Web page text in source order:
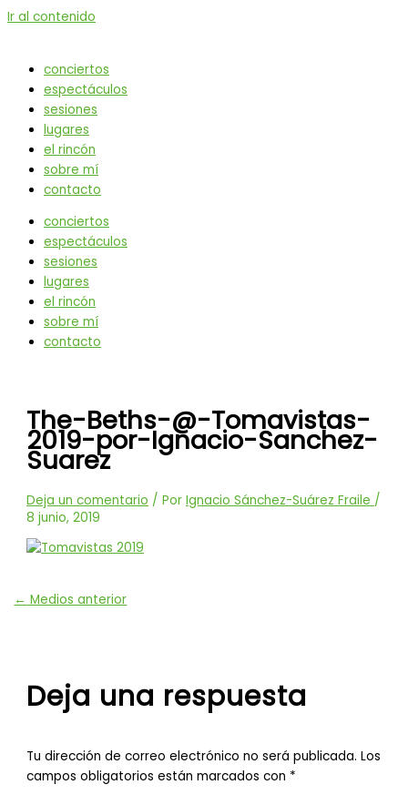
Ir al contenido
conciertos
espectáculos
sesiones
lugares
el rincón
sobre mí
contacto
conciertos
espectáculos
sesiones
lugares
el rincón
sobre mí
contacto
The-Beths-@-Tomavistas-
2019-por-Ignacio-Sanchez-
Suarez
Deja un comentario / PorIgnacio Sánchez-Suárez Fraile /
8 junio, 2019
← Medios anterior
Deja una respuesta
Tu dirección de correo electrónico no será publicada. Los
campos obligatorios están marcados con *